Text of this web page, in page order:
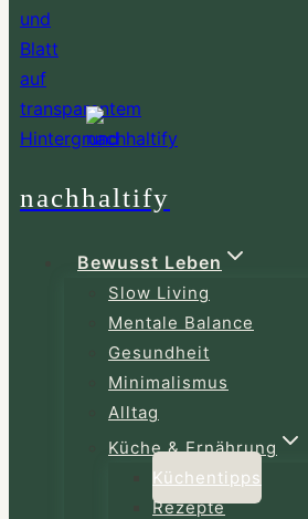
nachhaltify
Bewusst Leben
Slow Living
Mentale Balance
Gesundheit
Minimalismus
Alltag
Küche & Ernährung
Küchentipps
Rezepte